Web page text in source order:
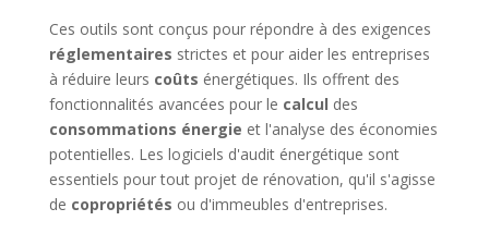
Ces outils sont conçus pour répondre à des exigences
réglementaires strictes et pour aider les entreprises
à réduire leurs coûts énergétiques. Ils offrent des
fonctionnalités avancées pour le calcul des
consommations énergie et l'analyse des économies
potentielles. Les logiciels d'audit énergétique sont
essentiels pour tout projet de rénovation, qu'il s'agisse
de copropriétés ou d'immeubles d'entreprises.